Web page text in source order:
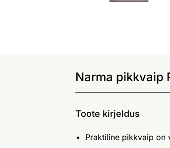
Narma pikkvaip
Toote kirjeldus
Praktiline pikkvaip on